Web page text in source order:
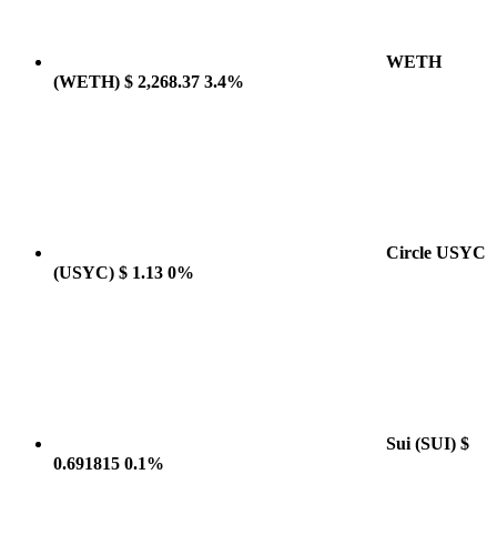
WETH
(WETH) $ 2,268.37 3.4%
Circle USYC
(USYC) $ 1.13 0%
Sui (SUI) $
0.691815 0.1%